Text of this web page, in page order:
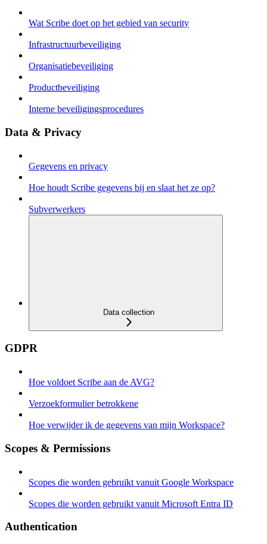
Wat Scribe doet op het gebied van security
Infrastructuurbeveiliging
Organisatiebeveiliging
Productbeveiliging
Interne beveiligingsprocedures
Data & Privacy
Gegevens en privacy
Hoe houdt Scribe gegevens bij en slaat het ze op?
Subverwerkers
Data collection
GDPR
Hoe voldoet Scribe aan de AVG?
Verzoekformulier betrokkene
Hoe verwijder ik de gegevens van mijn Workspace?
Scopes & Permissions
Scopes die worden gebruikt vanuit Google Workspace
Scopes die worden gebruikt vanuit Microsoft Entra ID
Authentication